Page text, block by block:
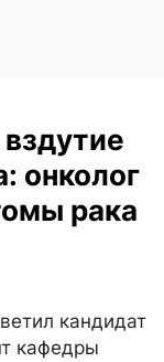
онколог
рака
кандидат
кафедры